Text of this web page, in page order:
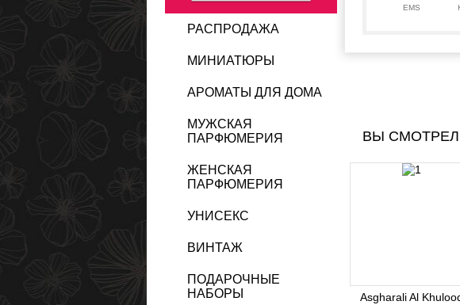
EMS
ВЫ
Asgharali Al
РАСПРОДАЖА
МИНИАТЮРЫ
АРОМАТЫ ДЛЯ ДОМА
МУЖСКАЯ
ПАРФЮМЕРИЯ
ЖЕНСКАЯ
ПАРФЮМЕРИЯ
УНИСЕКС
ВИНТАЖ
ПОДАРОЧНЫЕ
НАБОРЫ